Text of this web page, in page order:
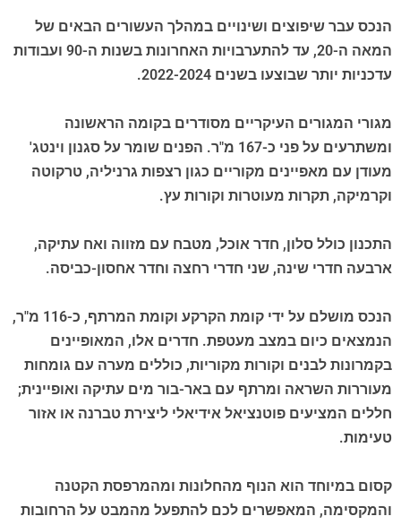
הנכס עבר שיפוצים ושינויים במהלך העשורים הבאים של
המאה ה-20, עד להתערבויות האחרונות בשנות ה-90 ועבודות
עדכניות יותר שבוצעו בשנים 2022-2024.
מגורי המגורים העיקריים מסודרים בקומה הראשונה
ומשתרעים על פני כ-167 מ"ר. הפנים שומר על סגנון וינטג'
מעודן עם מאפיינים מקוריים כגון רצפות גרניליה, טרקוטה
וקרמיקה, תקרות מעוטרות וקורות עץ.
התכנון כולל סלון, חדר אוכל, מטבח עם מזווה ואח עתיקה,
ארבעה חדרי שינה, שני חדרי רחצה וחדר אחסון-כביסה.
הנכס מושלם על ידי קומת הקרקע וקומת המרתף, כ-116 מ"ר,
הנמצאים כיום במצב מעטפת. חדרים אלו, המאופיינים
בקמרונות לבנים וקורות מקוריות, כוללים מערה עם גומחות
מעוררות השראה ומרתף עם באר-בור מים עתיקה ואופיינית;
חללים המציעים פוטנציאל אידיאלי ליצירת טברנה או אזור
טעימות.
קסום במיוחד הוא הנוף מהחלונות ומהמרפסת הקטנה
והמקסימה, המאפשרים לכם להתפעל מהמבט על הרחובות